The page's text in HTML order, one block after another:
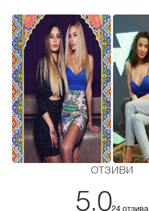
ОТЗИВИ
5.0